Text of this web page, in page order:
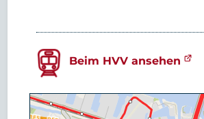
Beim HVV ansehen